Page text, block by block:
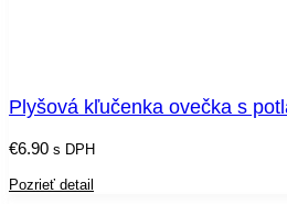
Plyšová kľučenka ovečka s
€6.90 s DPH
Pozrieť detail